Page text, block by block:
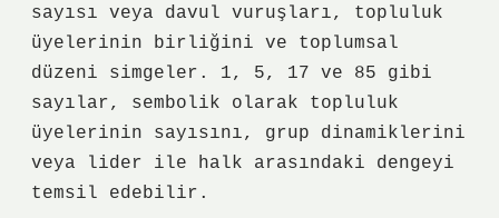
sayısı veya davul vuruşları, topluluk
üyelerinin birliğini ve toplumsal
düzeni simgeler. 1, 5, 17 ve 85 gibi
sayılar, sembolik olarak topluluk
üyelerinin sayısını, grup dinamiklerini
veya lider ile halk arasındaki dengeyi
temsil edebilir.